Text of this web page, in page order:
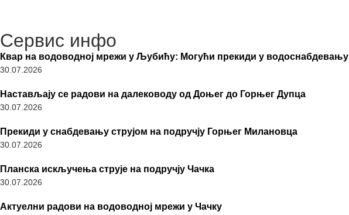
Сервис инфо
Квар на водоводној мрежи у Љубићу: Могући прекиди у водоснабдевању
30.07.2026
Настављају се радови на далеководу од Доњег до Горњег Дупца
30.07.2026
Прекиди у снабдевању струјом на подручју Горњег Милановца
30.07.2026
Планска искључења струје на подручју Чачка
30.07.2026
Актуелни радови на водоводној мрежи у Чачку